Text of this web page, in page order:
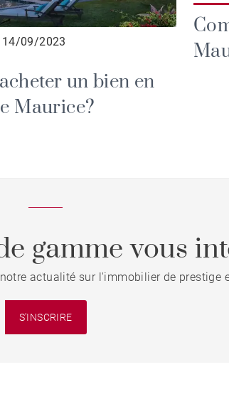
14/09/2023
un bien en
Maurice?
gamme vous
actualité sur l'immobilier de prestige
S'INSCRIRE